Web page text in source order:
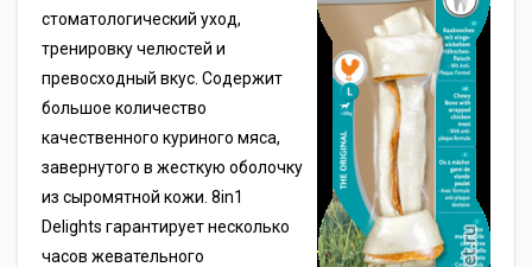
стоматологический уход,
тренировку челюстей и
превосходный вкус. Содержит
большое количество
качественного куриного мяса,
завернутого в жесткую оболочку
из сыромятной кожи. 8in1
Delights гарантирует несколько
часов жевательного